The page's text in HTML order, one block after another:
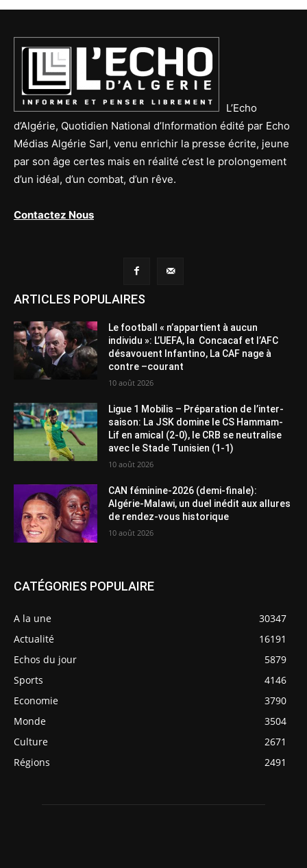
L’Echo
d’Algérie, Quotidien National d’Information édité par Echo
Médias Algérie Sarl, venu enrichir la presse écrite, jeune
par son âge certes mais en réalité c’est le prolongement
d’un idéal, d’un combat, d’un rêve.
Contactez Nous
ARTICLES POPULAIRES
Le football « n’appartient à aucun
individu »: L’UEFA, la Concacaf et l’AFC
désavouent Infantino, La CAF nage à
contre –courant
10 août 2026
Ligue 1 Mobilis – Préparation de l’inter-
saison: La JSK domine le CS Hammam-
Lif en amical (2-0), le CRB se neutralise
avec le Stade Tunisien (1-1)
10 août 2026
CAN féminine-2026 (demi-finale):
Algérie-Malawi, un duel inédit aux allures
de rendez-vous historique
10 août 2026
CATÉGORIES POPULAIRE
A la une
30347
Actualité
16191
Echos du jour
5879
Sports
4146
Economie
3790
Monde
3504
Culture
2671
Régions
2491